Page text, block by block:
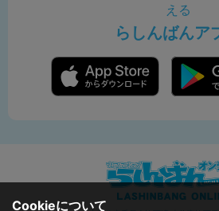
える
らしんばんア
Cookieについて